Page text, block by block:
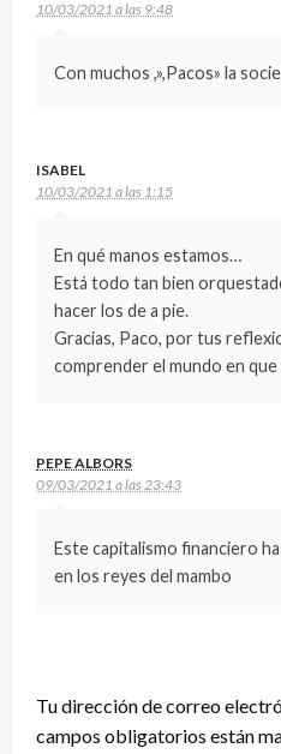
10/03/2021 a las 9:48
Con muchos ,»,Pacos» la
ISABEL
10/03/2021 a las 1:15
En qué manos estamos…
Está todo tan bien
hacer los de a pie.
Gracias, Paco, por tus
comprender el mundo en que
PEPE ALBORS
09/03/2021 a las 23:43
Este capitalismo financiero
en los reyes del mambo
Tu dirección de correo
campos obligatorios están